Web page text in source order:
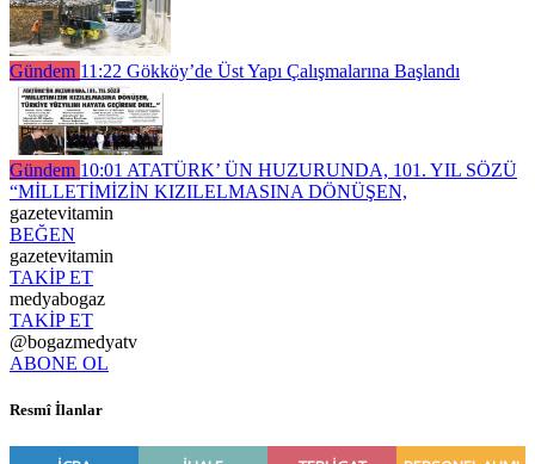
Gündem 11:22 Gökköy’de Üst Yapı Çalışmalarına Başlandı
Gündem 10:01 ATATÜRK’ ÜN HUZURUNDA, 101. YIL SÖZÜ
“MİLLETİMİZİN KIZILELMASINA DÖNÜŞEN,
gazetevitamin
BEĞEN
gazetevitamin
TAKİP ET
medyabogaz
TAKİP ET
@bogazmedyatv
ABONE OL
Resmî İlanlar